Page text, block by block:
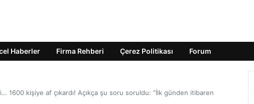
Haberler Firma Rehberi Çerez Politikası Forum
1600 kişiye af çıkardı! Açıkça şu soru soruldu: “İlk günden itibaren